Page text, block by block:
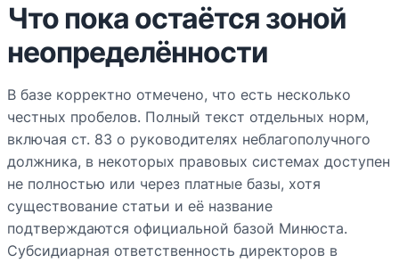
Что пока остаётся зоной
неопределённости
В базе корректно отмечено, что есть несколько
честных пробелов. Полный текст отдельных норм,
включая ст. 83 о руководителях неблагополучного
должника, в некоторых правовых системах доступен
не полностью или через платные базы, хотя
существование статьи и её название
подтверждаются официальной базой Минюста.
Субсидиарная ответственность директоров в